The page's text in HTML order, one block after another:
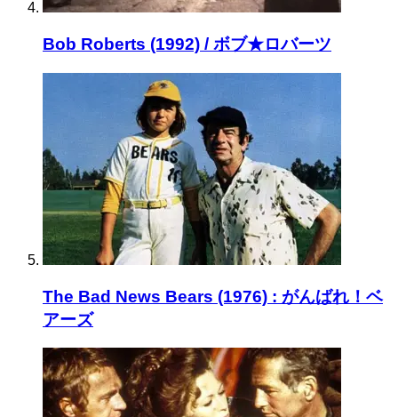
Bob Roberts (1992) / ボブ★ロバーツ
The Bad News Bears (1976) : がんばれ！ベ
アーズ